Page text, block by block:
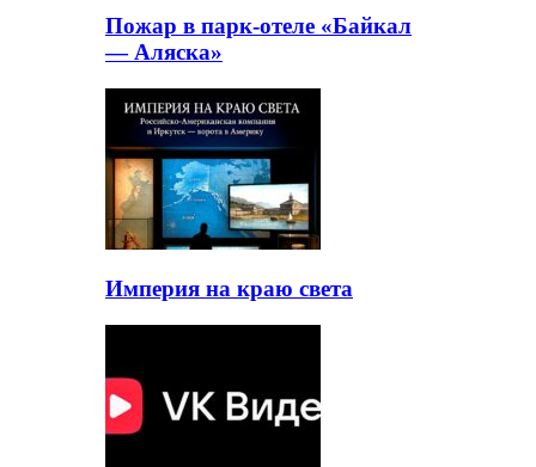
Пожар в парк-отеле «Байкал
— Аляска»
Империя на краю света